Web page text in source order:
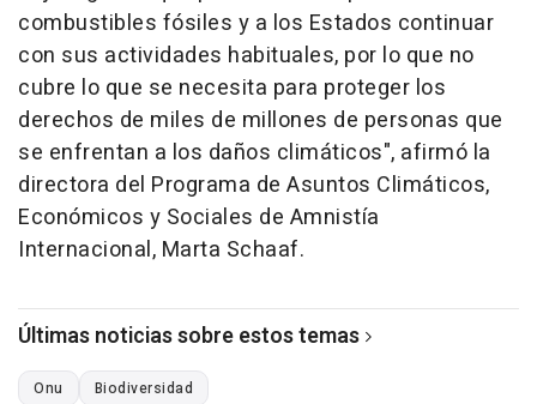
combustibles fósiles y a los Estados continuar
con sus actividades habituales, por lo que no
cubre lo que se necesita para proteger los
derechos de miles de millones de personas que
se enfrentan a los daños climáticos", afirmó la
directora del Programa de Asuntos Climáticos,
Económicos y Sociales de Amnistía
Internacional, Marta Schaaf.
Últimas noticias sobre estos temas
Onu Biodiversidad